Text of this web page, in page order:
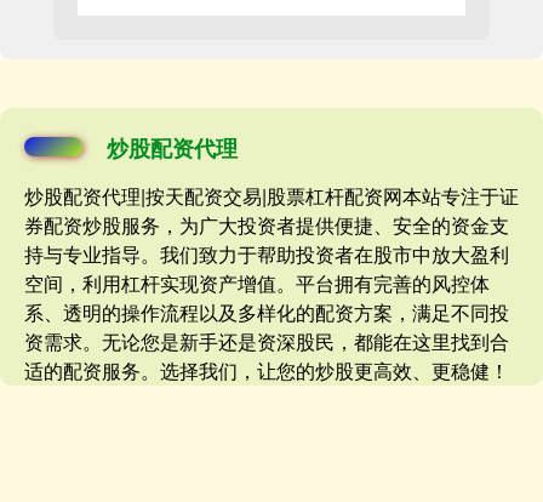
炒股配资代理
炒股配资代理|按天配资交易|股票杠杆配资网本站专注于证
券配资炒股服务，为广大投资者提供便捷、安全的资金支
持与专业指导。我们致力于帮助投资者在股市中放大盈利
空间，利用杠杆实现资产增值。平台拥有完善的风控体
系、透明的操作流程以及多样化的配资方案，满足不同投
资需求。无论您是新手还是资深股民，都能在这里找到合
适的配资服务。选择我们，让您的炒股更高效、更稳健！